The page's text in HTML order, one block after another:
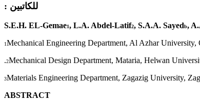
للكاتبين :
S.E.H. EL-Gemae1, L.A. Abdel-Latif2, S.A.A. Sayedb,
1Mechanical Engineering Department, Al Azhar University,
2Mechanical Design Department, Mataria, Helwan
3Materials Engineering Department, Zagazig University,
ABSTRACT